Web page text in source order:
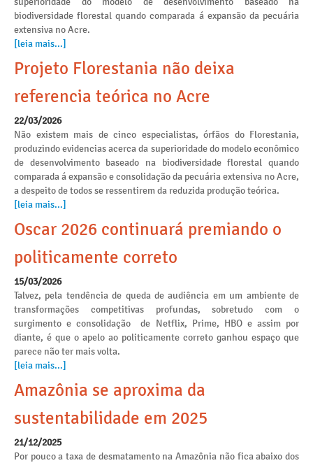
biodiversidade florestal quando comparada á expansão da pecuária
extensiva no Acre.
[leia mais...]
Projeto Florestania não deixa
referencia teórica no Acre
22/03/2026
Não existem mais de cinco especialistas, órfãos do Florestania,
produzindo evidencias acerca da superioridade do modelo econômico
de desenvolvimento baseado na biodiversidade florestal quando
comparada á expansão e consolidação da pecuária extensiva no Acre,
a despeito de todos se ressentirem da reduzida produção teórica.
[leia mais...]
Oscar 2026 continuará premiando o
politicamente correto
15/03/2026
Talvez, pela tendência de queda de audiência em um ambiente de
transformações competitivas profundas, sobretudo com o
surgimento e consolidação de Netflix, Prime, HBO e assim por
diante, é que o apelo ao politicamente correto ganhou espaço que
parece não ter mais volta.
[leia mais...]
Amazônia se aproxima da
sustentabilidade em 2025
21/12/2025
Por pouco a taxa de desmatamento na Amazônia não fica abaixo dos